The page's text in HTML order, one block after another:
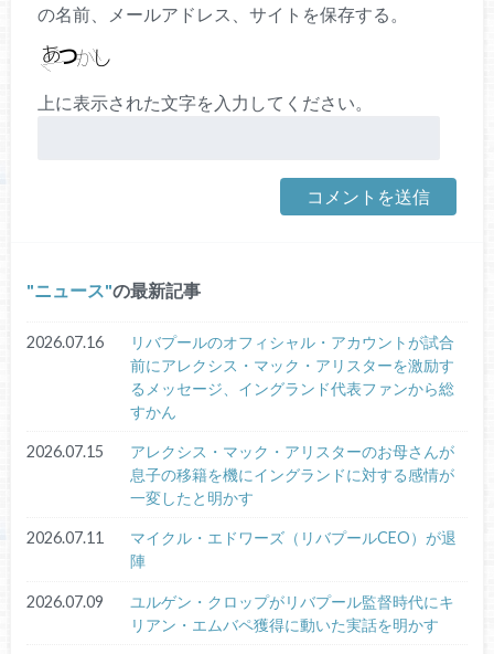
の名前、メールアドレス、サイトを保存する。
上に表示された文字を入力してください。
ニュース の最新記事
2026.07.16
リバプールのオフィシャル・アカウントが試合
前にアレクシス・マック・アリスターを激励す
るメッセージ、イングランド代表ファンから総
すかん
2026.07.15
アレクシス・マック・アリスターのお母さんが
息子の移籍を機にイングランドに対する感情が
一変したと明かす
2026.07.11
マイクル・エドワーズ（リバプールCEO）が退
陣
2026.07.09
ユルゲン・クロップがリバプール監督時代にキ
リアン・エムバペ獲得に動いた実話を明かす